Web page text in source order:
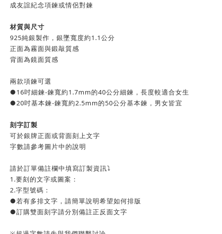
成友誼紀念項鍊或情侶對鍊
材質與尺寸
925純銀製作，銀墜寬度約1.1公分
正面為霧面與鍛敲質感
背面為鏡面質感
兩款項鍊可選
●16吋細鍊-鍊寬約1.7mm的40公分細鍊，長度較適合女生
●20吋基本鍊-鍊寬約2.5mm的50公分基本鍊，男女皆宜
刻字訂製
可於銀牌正面或背面刻上文字
字數請參考圖片中的說明
請於訂單備註欄中填寫訂製資訊⤵️
1.要刻的文字或圖案：
2.字型號碼：
●若有多排文字，請簡單說明希望如何排版
●訂購雙面刻字請分別備註正反面文字